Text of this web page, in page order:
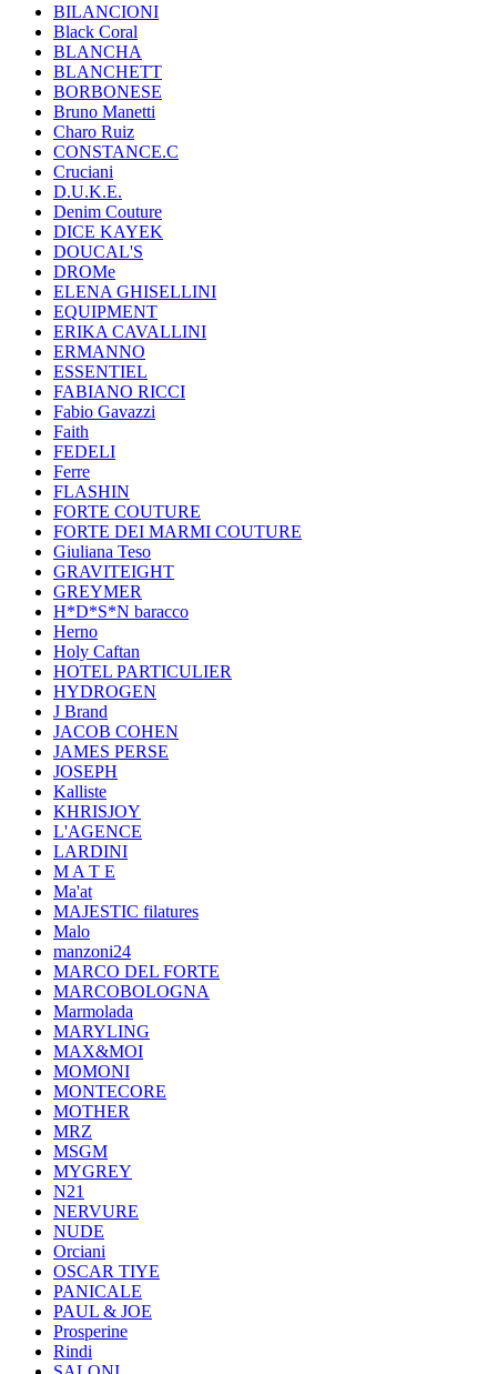
BILANCIONI
Black Coral
BLANCHA
BLANCHETT
BORBONESE
Bruno Manetti
Charo Ruiz
CONSTANCE.C
Cruciani
D.U.K.E.
Denim Couture
DICE KAYEK
DOUCAL'S
DROMe
ELENA GHISELLINI
EQUIPMENT
ERIKA CAVALLINI
ERMANNO
ESSENTIEL
FABIANO RICCI
Fabio Gavazzi
Faith
FEDELI
Ferre
FLASHIN
FORTE COUTURE
FORTE DEI MARMI COUTURE
Giuliana Teso
GRAVITEIGHT
GREYMER
H*D*S*N baracco
Herno
Holy Caftan
HOTEL PARTICULIER
HYDROGEN
J Brand
JACOB COHEN
JAMES PERSE
JOSEPH
Kalliste
KHRISJOY
L'AGENCE
LARDINI
M A T E
Ma'at
MAJESTIC filatures
Malo
manzoni24
MARCO DEL FORTE
MARCOBOLOGNA
Marmolada
MARYLING
MAX&MOI
MOMONI
MONTECORE
MOTHER
MRZ
MSGM
MYGREY
N21
NERVURE
NUDE
Orciani
OSCAR TIYE
PANICALE
PAUL & JOE
Prosperine
Rindi